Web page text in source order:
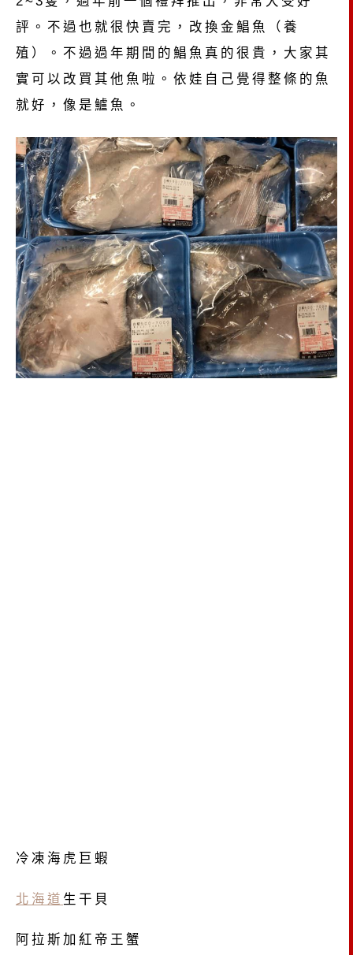
評。不過也就很快賣完，改換金鯧魚（養
殖）。不過過年期間的鯧魚真的很貴，大家其
實可以改買其他魚啦。依娃自己覺得整條的魚
就好，像是鱸魚。
冷凍海虎巨蝦
北海道 生干貝
阿拉斯加紅帝王蟹